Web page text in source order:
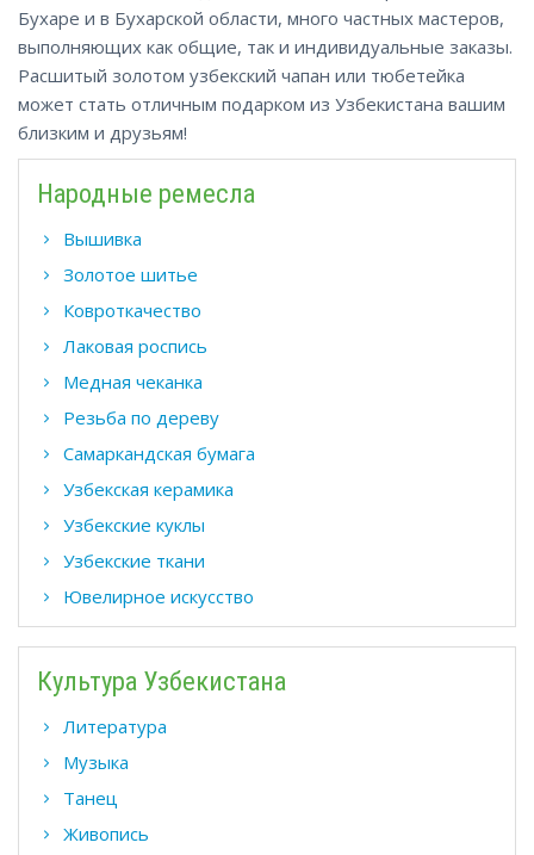
Бухаре и в Бухарской области, много частных мастеров,
выполняющих как общие, так и индивидуальные заказы.
Расшитый золотом узбекский чапан или тюбетейка
может стать отличным подарком из Узбекистана вашим
близким и друзьям!
Народные ремесла
Вышивка
Золотое шитье
Ковроткачество
Лаковая роспись
Медная чеканка
Резьба по дереву
Самаркандская бумага
Узбекская керамика
Узбекские куклы
Узбекские ткани
Ювелирное искусство
Культура Узбекистана
Литература
Музыка
Танец
Живопись